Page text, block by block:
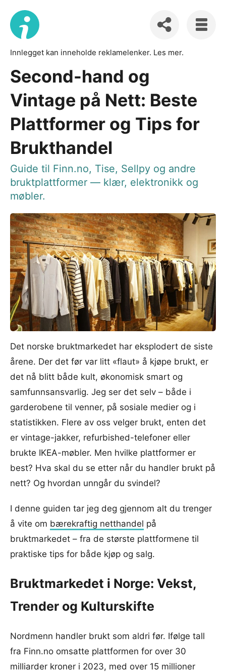
Innlegget kan inneholde reklamelenker. Les mer.
Second-hand og
Vintage på Nett: Beste
Plattformer og Tips for
Brukthandel
Guide til Finn.no, Tise, Sellpy og andre
bruktplattformer — klær, elektronikk og
møbler.
Det norske bruktmarkedet har eksplodert de siste
årene. Der det før var litt «flaut» å kjøpe brukt, er
det nå blitt både kult, økonomisk smart og
samfunnsansvarlig. Jeg ser det selv – både i
garderobene til venner, på sosiale medier og i
statistikken. Flere av oss velger brukt, enten det
er vintage-jakker, refurbished-telefoner eller
brukte IKEA-møbler. Men hvilke plattformer er
best? Hva skal du se etter når du handler brukt på
nett? Og hvordan unngår du svindel?
I denne guiden tar jeg deg gjennom alt du trenger
å vite om bærekraftig netthandel på
bruktmarkedet – fra de største plattformene til
praktiske tips for både kjøp og salg.
Bruktmarkedet i Norge: Vekst,
Trender og Kulturskifte
Nordmenn handler brukt som aldri før. Ifølge tall
fra Finn.no omsatte plattformen for over 30
milliarder kroner i 2023, med over 15 millioner